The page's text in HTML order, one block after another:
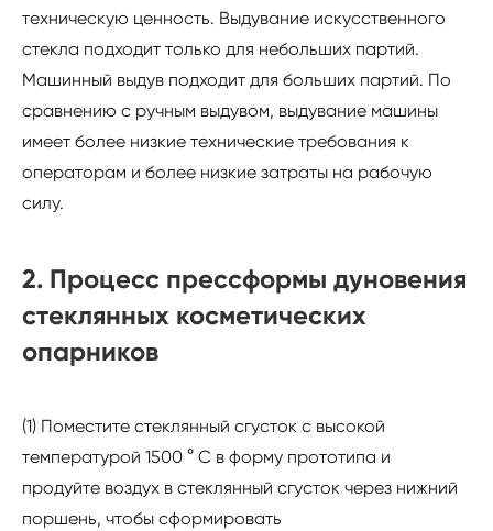
техническую ценность. Выдувание искусственного
стекла подходит только для небольших партий.
Машинный выдув подходит для больших партий. По
сравнению с ручным выдувом, выдувание машины
имеет более низкие технические требования к
операторам и более низкие затраты на рабочую
силу.
2. Процесс прессформы дуновения
стеклянных косметических
опарников
(1) Поместите стеклянный сгусток с высокой
температурой 1500 ° C в форму прототипа и
продуйте воздух в стеклянный сгусток через нижний
поршень, чтобы сформировать